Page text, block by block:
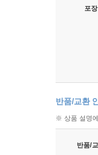
포
반품/교환
※ 상품 설명
반품/